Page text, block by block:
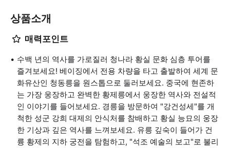
상품소개
매력포인트
수백 년의 역사를 가로질러 청나라 황실 문화 심층 투어를
즐겨보세요! 베이징에서 전용 차량을 타고 출발하여 세계 문
화유산인 청동릉을 원스톱으로 둘러보세요. 중국에 현존하
는 가장 웅장하고 완벽한 황제릉에서 웅장한 역사와 전설적
인 이야기를 들어보세요. 경릉을 방문하여 "강건성세"를 개
척한 성군 강희 대제의 안식처를 참배하고 황실 능묘의 웅장
한 기상과 깊은 역사를 느껴보세요. 유릉 깊숙이 들어가 건
륭 황제의 지하 궁전을 탐험하고, "석조 예술의 보고"로 불리